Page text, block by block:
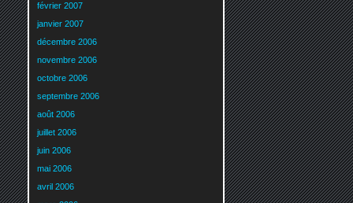
février 2007
janvier 2007
décembre 2006
novembre 2006
octobre 2006
septembre 2006
août 2006
juillet 2006
juin 2006
mai 2006
avril 2006